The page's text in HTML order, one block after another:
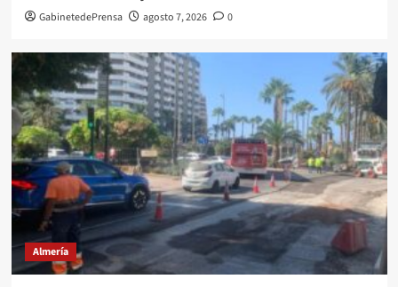
GabinetedePrensa agosto 7, 2026 0
Almería